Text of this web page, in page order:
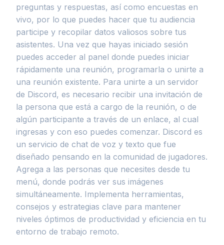
preguntas y respuestas, así como encuestas en
vivo, por lo que puedes hacer que tu audiencia
participe y recopilar datos valiosos sobre tus
asistentes. Una vez que hayas iniciado sesión
puedes acceder al panel donde puedes iniciar
rápidamente una reunión, programarla o unirte a
una reunión existente. Para unirte a un servidor
de Discord, es necesario recibir una invitación de
la persona que está a cargo de la reunión, o de
algún participante a través de un enlace, al cual
ingresas y con eso puedes comenzar. Discord es
un servicio de chat de voz y texto que fue
diseñado pensando en la comunidad de jugadores.
Agrega a las personas que necesites desde tu
menú, donde podrás ver sus imágenes
simultáneamente. Implementa herramientas,
consejos y estrategias clave para mantener
niveles óptimos de productividad y eficiencia en tu
entorno de trabajo remoto.